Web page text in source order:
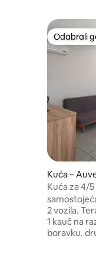
Odabrali
Odabrali
Kuća –
pes
Kuća za 4/
sobe + 1
samostojeća kuća,
2 vozila.
1 kauč na
boravku.